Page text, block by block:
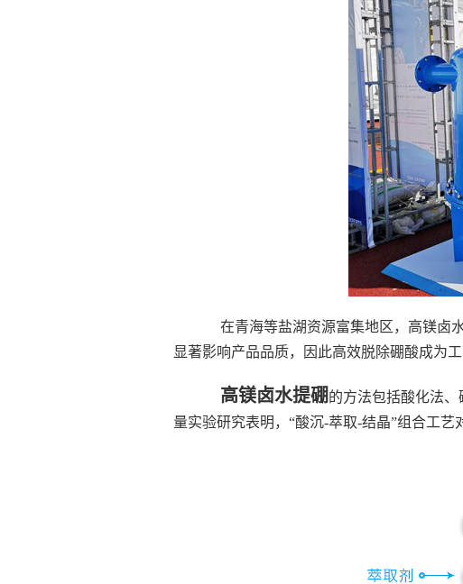
在青海等盐湖资源富集地区，高镁卤
显著影响产品品质，因此高效脱除硼酸成为工
高镁卤水提硼 的方法包括酸化法
量实验研究表明，“酸沉-萃取-结晶”组合工艺